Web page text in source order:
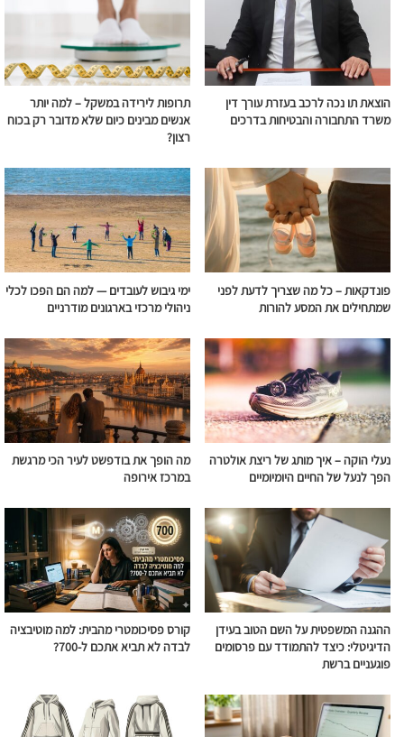
הוצאת תו נכה לרכב בעזרת עורך דין
משרד התחבורה והבטיחות בדרכים
תרופות לירידה במשקל – למה יותר
אנשים מבינים כיום שלא מדובר רק בכוח
רצון?
פונדקאות – כל מה שצריך לדעת לפני
שמתחילים את המסע להורות
ימי גיבוש לעובדים — למה הם הפכו לכלי
ניהולי מרכזי בארגונים מודרניים
נעלי הוקה – איך מותג של ריצת אולטרה
הפך לנעל של החיים היומיומיים
מה הופך את בודפשט לעיר הכי מרגשת
במרכז אירופה
ההגנה המשפטית על השם הטוב בעידן
הדיגיטלי: כיצד להתמודד עם פרסומים
פוגעניים ברשת
קורס פסיכומטרי מהבית: למה מוטיבציה
לבדה לא תביא אתכם ל-700?